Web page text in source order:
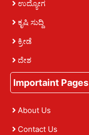
ಉದ್ಯೋಗ
ಕೃಷಿ ಸುದ್ದಿ
ಕ್ರೀಡೆ
ದೇಶ
Importaint Pages
About Us
Contact Us